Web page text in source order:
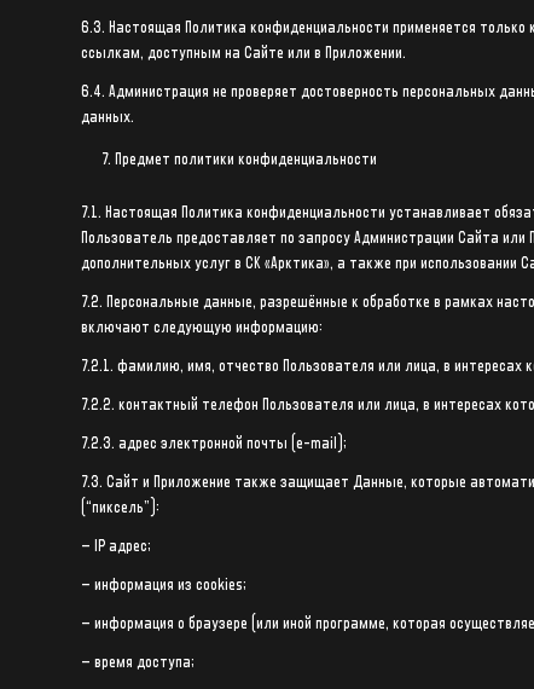
6.3. Настоящая Политика конфиденциальности применяется
ссылкам, доступным на Сайте или в Приложении.
6.4. Администрация не проверяет достоверность персональных
данных.
Предмет политики конфиденциальности
7.1. Настоящая Политика конфиденциальности устанавливает
Пользователь предоставляет по запросу Администрации Сайта
дополнительных услуг в СК «Арктика», а также при использовании
7.2. Персональные данные, разрешённые к обработке в рамках
включают следующую информацию:
7.2.1. фамилию, имя, отчество Пользователя или лица, в интересах
7.2.2. контактный телефон Пользователя или лица, в интересах
7.2.3. адрес электронной почты (e-mail);
7.3. Сайт и Приложение также защищает Данные, которые
(“пиксель”):
– IP адрес;
– информация из cookies;
– информация о браузере (или иной программе, которая
– время доступа;